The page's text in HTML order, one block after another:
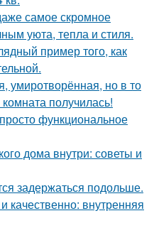
самое скромное
уюта, тепла и стиля.
пример того, как
умиротворённая, но в то
получилась!
функциональное
дома внутри: советы и
задержаться подольше.
качественно: внутренняя